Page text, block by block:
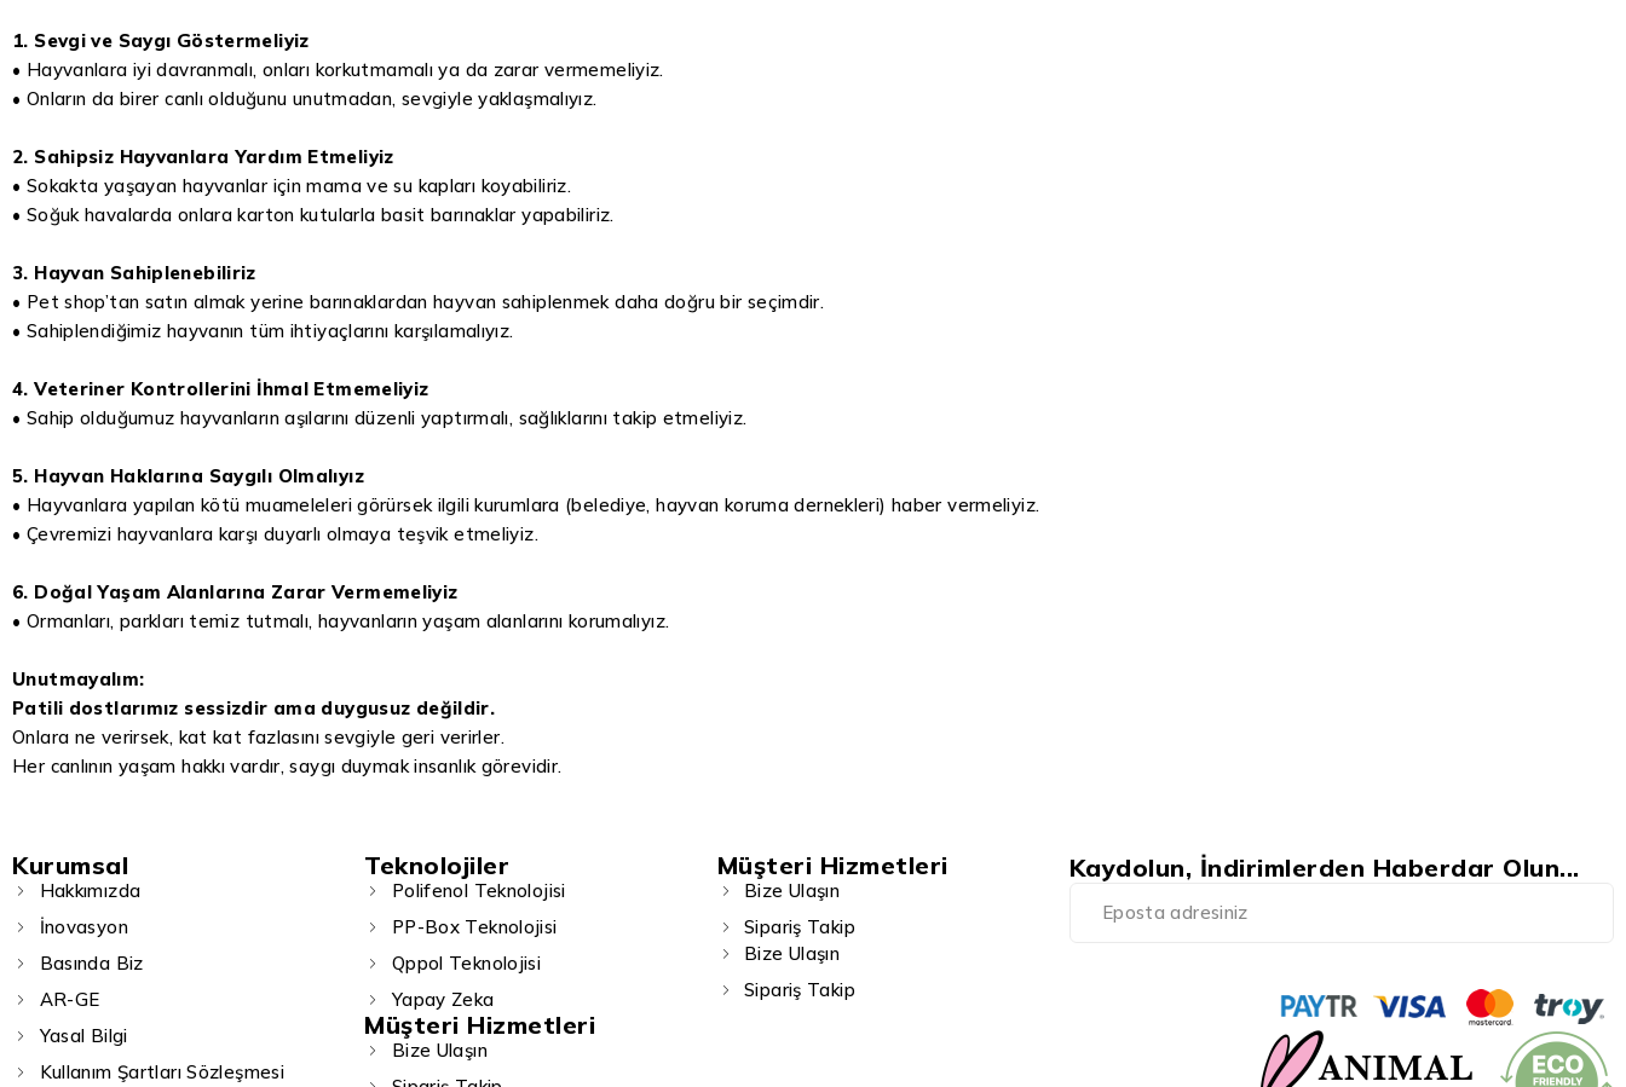
1. Sevgi ve Saygı Göstermeliyiz
• Hayvanlara iyi davranmalı, onları korkutmamalı ya da zarar vermemeliyiz.
• Onların da birer canlı olduğunu unutmadan, sevgiyle yaklaşmalıyız.
2. Sahipsiz Hayvanlara Yardım Etmeliyiz
• Sokakta yaşayan hayvanlar için mama ve su kapları koyabiliriz.
• Soğuk havalarda onlara karton kutularla basit barınaklar yapabiliriz.
3. Hayvan Sahiplenebiliriz
• Pet shop’tan satın almak yerine barınaklardan hayvan sahiplenmek daha doğru bir seçimdir.
• Sahiplendiğimiz hayvanın tüm ihtiyaçlarını karşılamalıyız.
4. Veteriner Kontrollerini İhmal Etmemeliyiz
• Sahip olduğumuz hayvanların aşılarını düzenli yaptırmalı, sağlıklarını takip etmeliyiz.
5. Hayvan Haklarına Saygılı Olmalıyız
• Hayvanlara yapılan kötü muameleleri görürsek ilgili kurumlara (belediye, hayvan koruma dernekleri) haber vermeliyiz.
• Çevremizi hayvanlara karşı duyarlı olmaya teşvik etmeliyiz.
6. Doğal Yaşam Alanlarına Zarar Vermemeliyiz
• Ormanları, parkları temiz tutmalı, hayvanların yaşam alanlarını korumalıyız.
Unutmayalım:
Patili dostlarımız sessizdir ama duygusuz değildir.
Onlara ne verirsek, kat kat fazlasını sevgiyle geri verirler.
Her canlının yaşam hakkı vardır, saygı duymak insanlık görevidir.
Kurumsal
Hakkımızda
İnovasyon
Basında Biz
AR-GE
Yasal Bilgi
Kullanım Şartları Sözleşmesi
Teknolojiler
Polifenol Teknolojisi
PP-Box Teknolojisi
Qppol Teknolojisi
Yapay Zeka
Müşteri Hizmetleri
Bize Ulaşın
Müşteri Hizmetleri
Bize Ulaşın
Sipariş Takip
Bize Ulaşın
Sipariş Takip
Kaydolun, İndirimlerden Haberdar Olun...